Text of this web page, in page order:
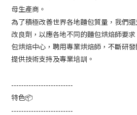
母生產商。
為了積極改善世界各地麵包質量，我們
改良劑，以應各地不同的麵包烘焙師要
包烘焙中心，聘用專業烘焙師，不斷研
提供技術支持及專業培訓。
-------------------------
特色📦
-------------------------